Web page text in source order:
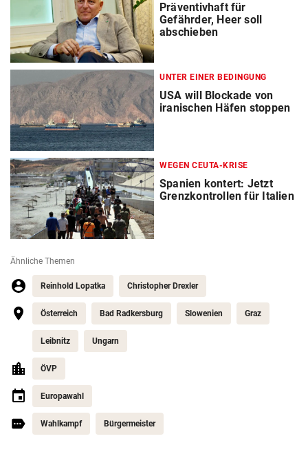
Präventivhaft für
Gefährder, Heer soll
abschieben
UNTER EINER BEDINGUNG
USA will Blockade von
iranischen Häfen stoppen
WEGEN CEUTA-KRISE
Spanien kontert: Jetzt
Grenzkontrollen für Italien
Ähnliche Themen
Reinhold Lopatka Christopher Drexler
Österreich Bad Radkersburg Slowenien Graz
Leibnitz Ungarn
ÖVP
Europawahl
Wahlkampf Bürgermeister